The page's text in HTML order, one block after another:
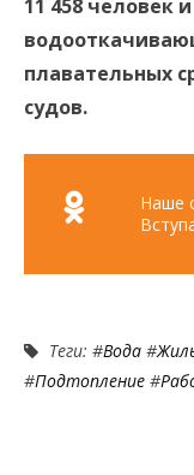
11 458 человек
плавательных
судов.
Наше
Теги: #Вода #
#Подтопление #